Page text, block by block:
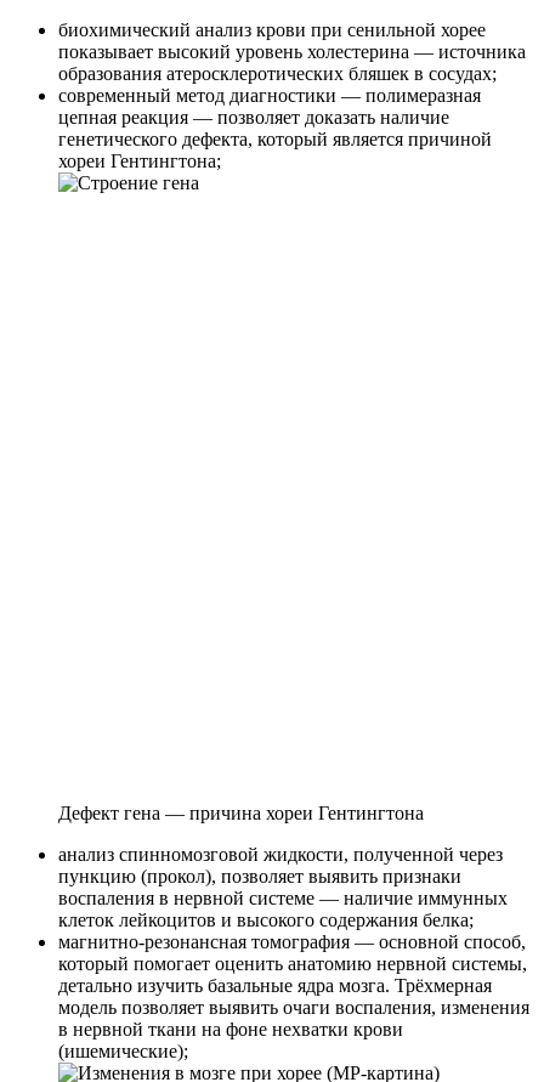
биохимический анализ крови при сенильной хорее
показывает высокий уровень холестерина — источника
образования атеросклеротических бляшек в сосудах;
современный метод диагностики — полимеразная
цепная реакция — позволяет доказать наличие
генетического дефекта, который является причиной
хореи Гентингтона;
Дефект гена — причина хореи Гентингтона
анализ спинномозговой жидкости, полученной через
пункцию (прокол), позволяет выявить признаки
воспаления в нервной системе — наличие иммунных
клеток лейкоцитов и высокого содержания белка;
магнитно-резонансная томография — основной способ,
который помогает оценить анатомию нервной системы,
детально изучить базальные ядра мозга. Трёхмерная
модель позволяет выявить очаги воспаления, изменения
в нервной ткани на фоне нехватки крови
(ишемические);